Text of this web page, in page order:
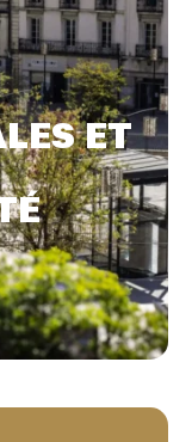
ET